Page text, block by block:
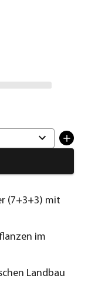
(7+3+3) mit
im
Landbau